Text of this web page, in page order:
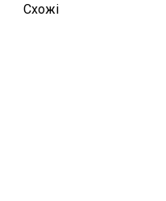
Схожi